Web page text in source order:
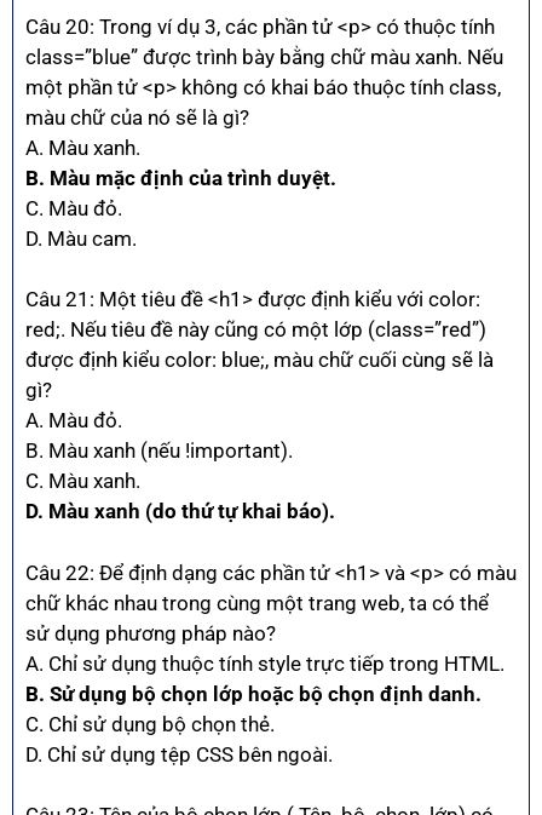
Câu 20: Trong ví dụ 3, các phần tử <p> có thuộc tính
class=”blue” được trình bày bằng chữ màu xanh. Nếu
một phần tử <p> không có khai báo thuộc tính class,
màu chữ của nó sẽ là gì?
A. Màu xanh.
B. Màu mặc định của trình duyệt.
C. Màu đỏ.
D. Màu cam.
Câu 21: Một tiêu đề <h1> được định kiểu với color:
red;. Nếu tiêu đề này cũng có một lớp (class=”red”)
được định kiểu color: blue;, màu chữ cuối cùng sẽ là
gì?
A. Màu đỏ.
B. Màu xanh (nếu !important).
C. Màu xanh.
D. Màu xanh (do thứ tự khai báo).
Câu 22: Để định dạng các phần tử <h1> và <p> có màu
chữ khác nhau trong cùng một trang web, ta có thể
sử dụng phương pháp nào?
A. Chỉ sử dụng thuộc tính style trực tiếp trong HTML.
B. Sử dụng bộ chọn lớp hoặc bộ chọn định danh.
C. Chỉ sử dụng bộ chọn thẻ.
D. Chỉ sử dụng tệp CSS bên ngoài.